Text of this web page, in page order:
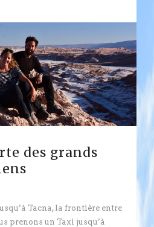
des grands
Tacna, la frontière entre
prenons un Taxi jusqu’à